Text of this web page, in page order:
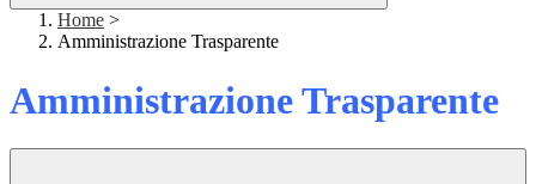
Home >
Amministrazione Trasparente
Amministrazione Trasparente